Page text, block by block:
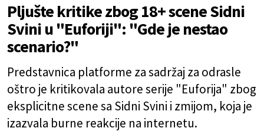
Pljušte kritike zbog 18+ scene Sidni
Svini u "Euforiji": "Gde je nestao
scenario?"
Predstavnica platforme za sadržaj za odrasle
oštro je kritikovala autore serije "Euforija" zbog
eksplicitne scene sa Sidni Svini i zmijom, koja je
izazvala burne reakcije na internetu.